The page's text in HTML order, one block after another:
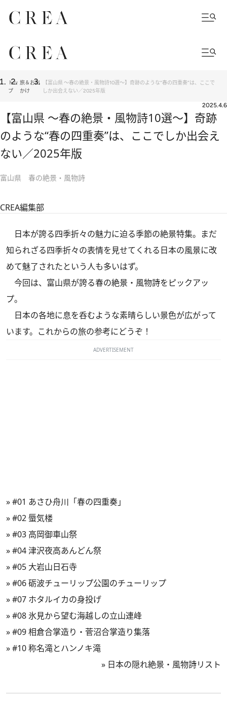
トッ
プ
旅＆お出
かけ
【富山県 ～春の絶景・風物詩10選～】奇跡のような“春の四重奏”は、ここで
しか出会えない／2025年版
2025.4.6
【富山県 ～春の絶景・風物詩10選～】奇跡
のような“春の四重奏”は、ここでしか出会え
ない／2025年版
富山県 春の絶景・風物詩
CREA編集部
日本が誇る四季折々の魅力に迫る季節の絶景特集。まだ
知られざる四季折々の表情を見せてくれる日本の風景に改
めて魅了されたという人も多いはず。
今回は、富山県が誇る春の絶景・風物詩をピックアッ
プ。
日本の各地に息を呑むような素晴らしい景色が広がって
います。これからの旅の参考にどうぞ！
ADVERTISEMENT
»#01 あさひ舟川「春の四重奏」
»#02 蜃気楼
»#03 高岡御車山祭
»#04 津沢夜高あんどん祭
»#05 大岩山日石寺
»#06 砺波チューリップ公園のチューリップ
»#07 ホタルイカの身投げ
»#08 氷見から望む海越しの立山連峰
»#09 相倉合掌造り・菅沼合掌造り集落
»#10 称名滝とハンノキ滝
» 日本の隠れ絶景・風物詩リスト